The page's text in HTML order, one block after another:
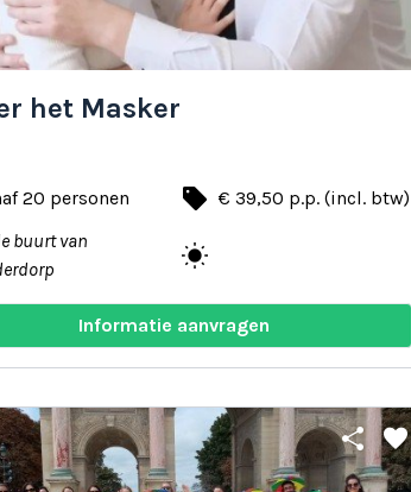
het Masker
20 personen local_offer € 39,50 p.p. (incl. btw)
buurt van
wb_sunny
Informatie aanvragen
share favorite